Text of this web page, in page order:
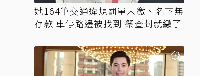
她164筆交通違規罰單未繳、名下無
存款 車停路邊被找到 祭查封就繳了